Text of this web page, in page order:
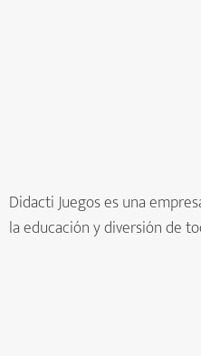
Didacti Juegos es una
la educación y diversión de